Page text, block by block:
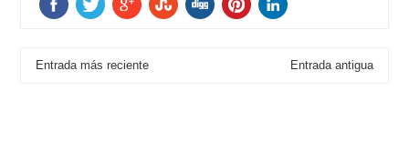
Entrada más reciente Entrada antigua